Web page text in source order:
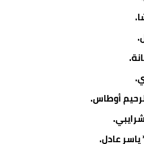
أوطاس.
عادل.